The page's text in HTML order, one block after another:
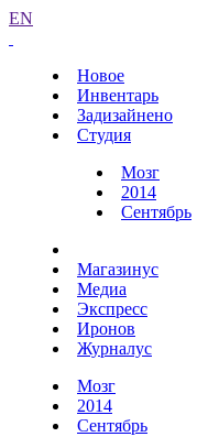
EN
Новое
Инвентарь
Задизайнено
Студия
Мозг
2014
Сентябрь
Магазинус
Медиа
Экспресс
Иронов
Журналус
Мозг
2014
Сентябрь